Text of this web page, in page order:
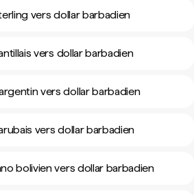
vers dollar barbadien
vers dollar barbadien
vers dollar barbadien
vers dollar barbadien
bolivien vers dollar barbadien